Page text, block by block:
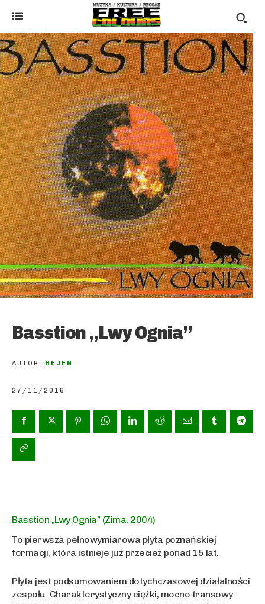
Basstion „Lwy Ognia”
AUTOR: HEJEN
27/11/2016
Basstion „Lwy Ognia” (Zima, 2004)
To pierwsza pełnowymiarowa płyta poznańskiej
formacji, która istnieje już przecież ponad 15 lat.
Płyta jest podsumowaniem dotychczasowej działalności
zespołu. Charakterystyczny ciężki, mocno transowy